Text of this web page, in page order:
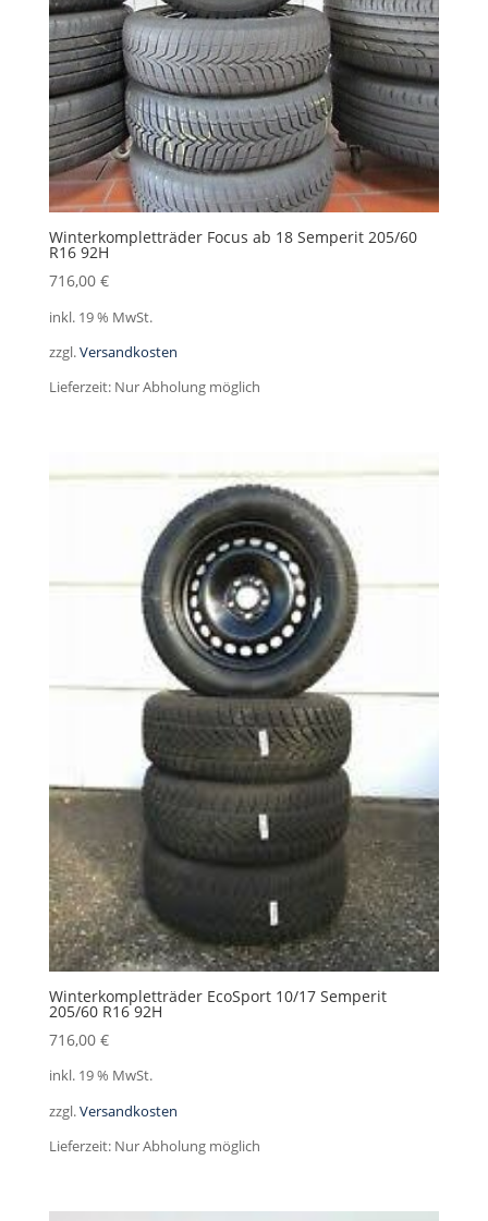
Winterkompletträder Focus ab 18 Semperit 205/60
R16 92H
716,00 €
inkl. 19 % MwSt.
zzgl.Versandkosten
Lieferzeit: Nur Abholung möglich
Winterkompletträder EcoSport 10/17 Semperit
205/60 R16 92H
716,00 €
inkl. 19 % MwSt.
zzgl.Versandkosten
Lieferzeit: Nur Abholung möglich